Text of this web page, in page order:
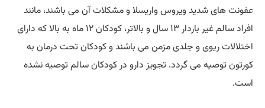
عفونت های شدید ویروس واریسلا و مشکلات آن می باشند، مانند
افراد سالم غیر باردار ۱۳ سال و بالاتر، کودکان ۱۲ ماه به بالا که دارای
اختلالات ریوی و جلدی مزمن می باشند و کودکان تحت درمان به
کورتون توصیه می گردد. تجویز دارو در کودکان سالم توصیه نشده
است.